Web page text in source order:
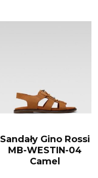
Sandały Gino Rossi
MB-WESTIN-04
Camel